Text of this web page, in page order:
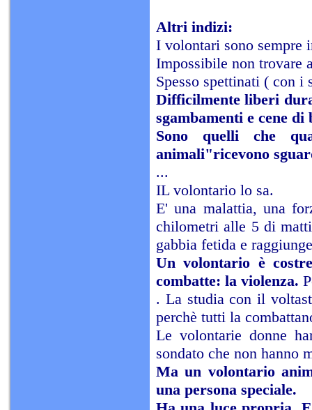
Altri indizi:
I volontari sono sempre
Impossibile non trovare
Spesso spettinati ( con i
Difficilmente liberi
sgambamenti e cene di
Sono quelli che
animali"ricevono
...
IL volontario lo sa.
E' una malattia, una
chilometri alle 5 di
gabbia fetida e
Un volontario è
combatte: la violenza.
. La studia con il
perchè tutti la
Le volontarie donne
sondato che non hanno
Ma un volontario
una persona speciale.